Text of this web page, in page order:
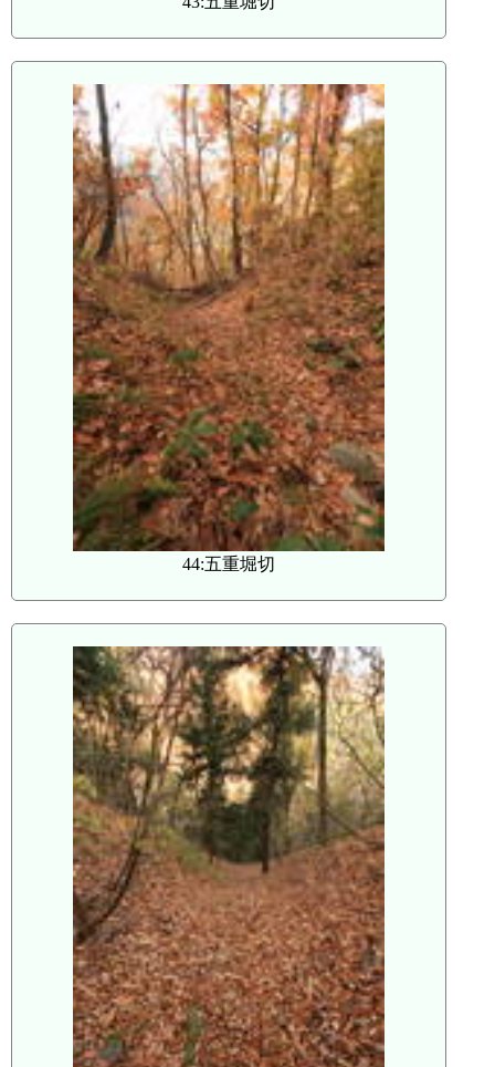
44:五重堀切